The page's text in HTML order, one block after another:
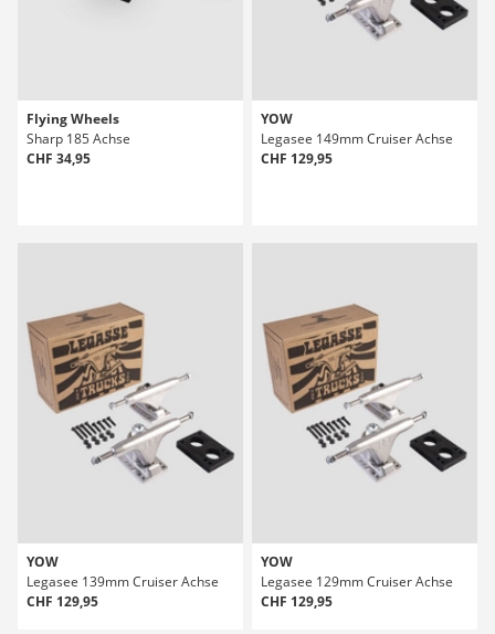
Flying Wheels
Sharp 185 Achse
CHF 34,95
YOW
Legasee 149mm Cruiser Achse
CHF 129,95
YOW
Legasee 139mm Cruiser Achse
CHF 129,95
YOW
Legasee 129mm Cruiser Achse
CHF 129,95